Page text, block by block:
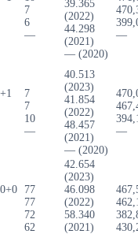
7
6
—
39.365
(2022)
44.298
(2021)
— (2020)
—
7
7
10
—
40.513
(2023)
41.854
(2022)
48.457
(2021)
— (2020)
—
77
77
72
62
42.654
(2023)
46.098
(2022)
58.340
(2021)